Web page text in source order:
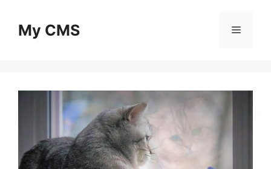
contentMy CMS Menu